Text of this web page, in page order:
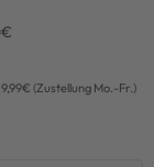
(Zustellung Mo.-Fr.)